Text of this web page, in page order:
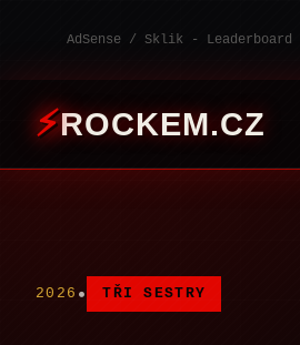
AdSense / Sklik - Leaderboard
ROCKEM.CZ
2026 • TŘI SESTRY